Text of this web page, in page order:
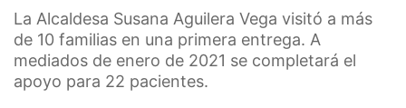
La Alcaldesa Susana Aguilera Vega visitó a más
de 10 familias en una primera entrega. A
mediados de enero de 2021 se completará el
apoyo para 22 pacientes.